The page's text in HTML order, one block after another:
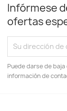
Infórmese
ofertas
Puede darse de
información de